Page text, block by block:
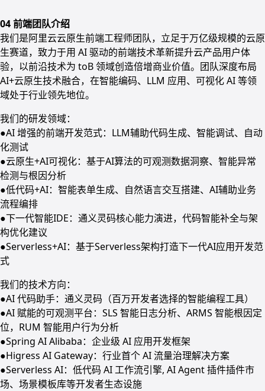
04 前端团队介绍
我们是阿里云云原生前端工程师团队，立足于万亿级规模的云原
生赛道，致力于用 AI 驱动的前端技术革新提升云产品用户体
验，以前沿技术为 toB 领域创造倍增商业价值。团队深度布局
AI+云原生技术融合，在智能编码、LLM 应用、可视化 AI 等领
域处于行业领先地位。
我们的研发领域：
●AI 增强的前端开发范式：LLM辅助代码生成、智能调试、自动
化测试
●云原生+AI可视化：基于AI算法的可观测数据洞察、智能异常
检测与根因分析
●低代码+AI：智能表单生成、自然语言交互搭建、AI辅助业务
流程编排
●下一代智能IDE：通义灵码核心能力演进，代码智能补全与架
构优化建议
●Serverless+AI：基于Serverless架构打造下一代AI应用开发范
式
我们的技术方向：
●AI 代码助手：通义灵码（百万开发者选择的智能编程工具）
●AI 赋能的可观测平台：SLS 智能日志分析、ARMS 智能根因定
位，RUM 智能用户行为分析
●Spring AI Alibaba：企业级 AI 应用开发框架
●Higress AI Gateway：行业首个 AI 流量治理解决方案
●Serverless AI：低代码 AI 工作流引擎, AI Agent 插件插件市
场、场景模板库等开发者生态设施